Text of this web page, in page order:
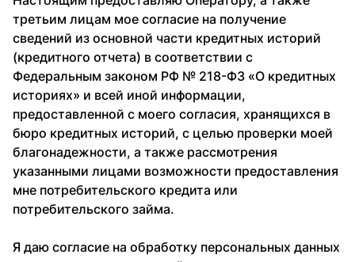
третьим лицам мое согласие на получение
сведений из основной части кредитных историй
(кредитного отчета) в соответствии с
Федеральным законом РФ № 218-ФЗ «О кредитных
историях» и всей иной информации,
предоставленной с моего согласия, хранящихся в
бюро кредитных историй, с целью проверки моей
благонадежности, а также рассмотрения
указанными лицами возможности предоставления
мне потребительского кредита или
потребительского займа.
Я даю согласие на обработку персональных данных